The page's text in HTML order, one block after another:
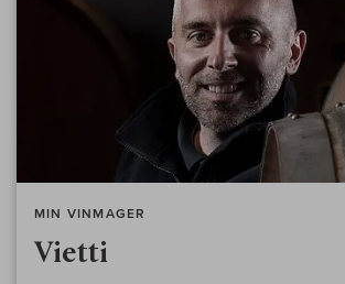
MIN VINMAGER
Vietti